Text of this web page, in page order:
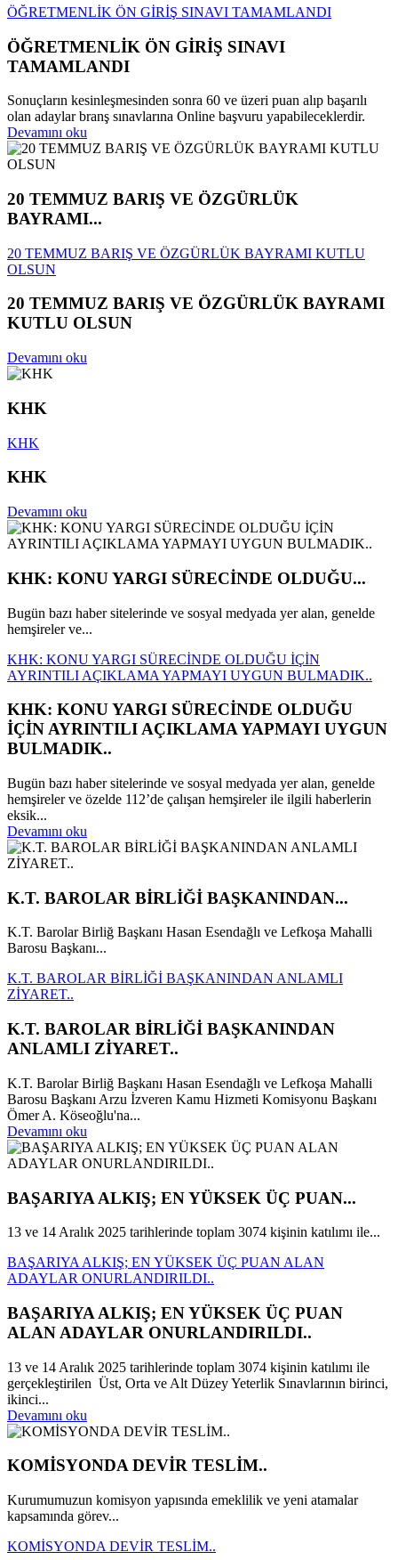
ÖĞRETMENLİK ÖN GİRİŞ SINAVI TAMAMLANDI
ÖĞRETMENLİK ÖN GİRİŞ SINAVI
TAMAMLANDI
Sonuçların kesinleşmesinden sonra 60 ve üzeri puan alıp başarılı
olan adaylar branş sınavlarına Online başvuru yapabileceklerdir.
Devamını oku
20 TEMMUZ BARIŞ VE ÖZGÜRLÜK
BAYRAMI...
20 TEMMUZ BARIŞ VE ÖZGÜRLÜK BAYRAMI KUTLU
OLSUN
20 TEMMUZ BARIŞ VE ÖZGÜRLÜK BAYRAMI
KUTLU OLSUN
Devamını oku
KHK
KHK
KHK
Devamını oku
KHK: KONU YARGI SÜRECİNDE OLDUĞU...
Bugün bazı haber sitelerinde ve sosyal medyada yer alan, genelde
hemşireler ve...
KHK: KONU YARGI SÜRECİNDE OLDUĞU İÇİN
AYRINTILI AÇIKLAMA YAPMAYI UYGUN BULMADIK..
KHK: KONU YARGI SÜRECİNDE OLDUĞU
İÇİN AYRINTILI AÇIKLAMA YAPMAYI UYGUN
BULMADIK..
Bugün bazı haber sitelerinde ve sosyal medyada yer alan, genelde
hemşireler ve özelde 112’de çalışan hemşireler ile ilgili haberlerin
eksik...
Devamını oku
K.T. BAROLAR BİRLİĞİ BAŞKANINDAN...
K.T. Barolar Birliğ Başkanı Hasan Esendağlı ve Lefkoşa Mahalli
Barosu Başkanı...
K.T. BAROLAR BİRLİĞİ BAŞKANINDAN ANLAMLI
ZİYARET..
K.T. BAROLAR BİRLİĞİ BAŞKANINDAN
ANLAMLI ZİYARET..
K.T. Barolar Birliğ Başkanı Hasan Esendağlı ve Lefkoşa Mahalli
Barosu Başkanı Arzu İzveren Kamu Hizmeti Komisyonu Başkanı
Ömer A. Köseoğlu'na...
Devamını oku
BAŞARIYA ALKIŞ; EN YÜKSEK ÜÇ PUAN...
13 ve 14 Aralık 2025 tarihlerinde toplam 3074 kişinin katılımı ile...
BAŞARIYA ALKIŞ; EN YÜKSEK ÜÇ PUAN ALAN
ADAYLAR ONURLANDIRILDI..
BAŞARIYA ALKIŞ; EN YÜKSEK ÜÇ PUAN
ALAN ADAYLAR ONURLANDIRILDI..
13 ve 14 Aralık 2025 tarihlerinde toplam 3074 kişinin katılımı ile
gerçekleştirilen Üst, Orta ve Alt Düzey Yeterlik Sınavlarının birinci,
ikinci...
Devamını oku
KOMİSYONDA DEVİR TESLİM..
Kurumumuzun komisyon yapısında emeklilik ve yeni atamalar
kapsamında görev...
KOMİSYONDA DEVİR TESLİM..